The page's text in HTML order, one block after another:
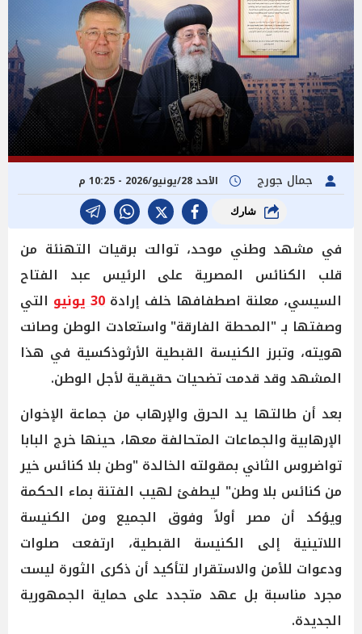
جمال جورج الأحد 28/يونيو/2026 - 10:25 م
شارك
في مشهد وطني موحد، توالت برقيات التهنئة من
قلب الكنائس المصرية على الرئيس عبد الفتاح
السيسي، معلنة اصطفافها خلف إرادة 30 يونيو
التي
وصفتها بـ "المحطة الفارقة" واستعادت الوطن وصانت
هويته، وتبرز الكنيسة القبطية الأرثوذكسية في هذا
المشهد وقد قدمت تضحيات حقيقية لأجل الوطن.
بعد أن طالتها يد الحرق والإرهاب من جماعة الإخوان
الإرهابية والجماعات المتحالفة معها، حينها خرج البابا
تواضروس الثاني بمقولته الخالدة "وطن بلا كنائس خير
من كنائس بلا وطن" ليطفئ لهيب الفتنة بماء الحكمة
ويؤكد أن مصر أولاً وفوق الجميع ومن الكنيسة
اللاتينية إلى الكنيسة القبطية، ارتفعت صلوات
ودعوات للأمن والاستقرار لتأكيد أن ذكرى الثورة ليست
مجرد مناسبة بل عهد متجدد على حماية الجمهورية
الجديدة.